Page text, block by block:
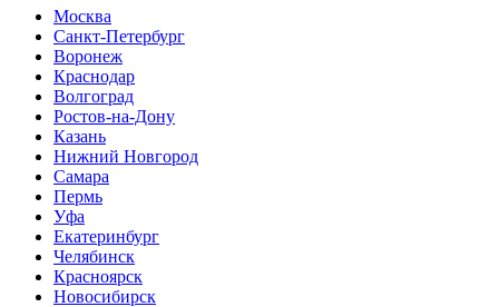
Москва
Санкт-Петербург
Воронеж
Краснодар
Волгоград
Ростов-на-Дону
Казань
Нижний Новгород
Самара
Пермь
Уфа
Екатеринбург
Челябинск
Красноярск
Новосибирск